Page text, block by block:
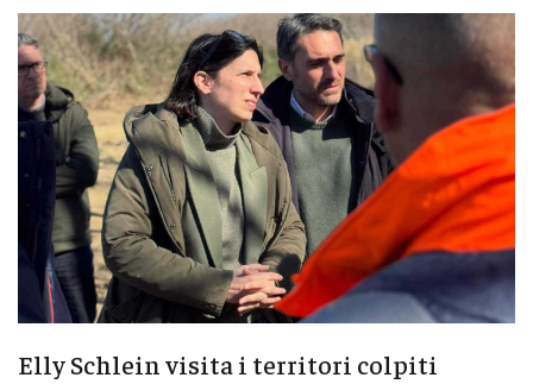
Elly Schlein visita i territori colpiti